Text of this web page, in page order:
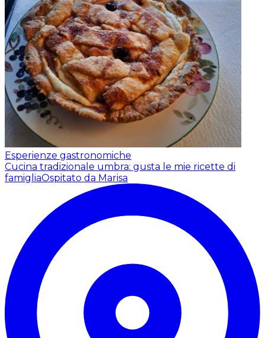
Esperienze gastronomiche
Cucina tradizionale umbra: gusta le mie ricette di
famigliaOspitato da Marisa